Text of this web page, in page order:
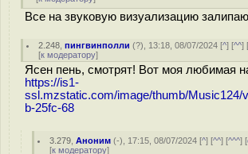
Все на звуковую визуализацию
2.248 ,пингвинполли (?), 13:18, 08/07/2024 [^] [^^]
[к модератору]
Ясен пень, смотрят! Вот моя любимая
https://is1-
ssl.mzstatic.com/image/thumb/Music124/
b-25fc-68
3.279 ,Аноним (-), 17:15, 08/07/2024 [^] [^^] [^^^] [
[к модератору]